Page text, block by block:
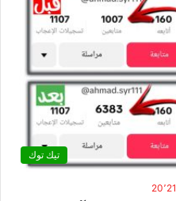
تيك توك